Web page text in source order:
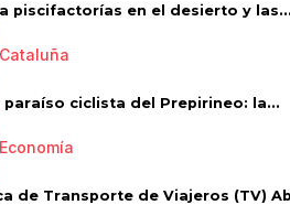
piscifactorías en el desierto y las...
Cataluña
paraíso ciclista del Prepirineo: la...
Economía
de Transporte de Viajeros (TV)